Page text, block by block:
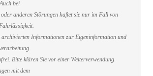
bei
anderen Störungen haftet sie nur im Fall von
Informationen zur Eigeninformation und
Bitte klären Sie vor einer Weiterverwendung
mit dem